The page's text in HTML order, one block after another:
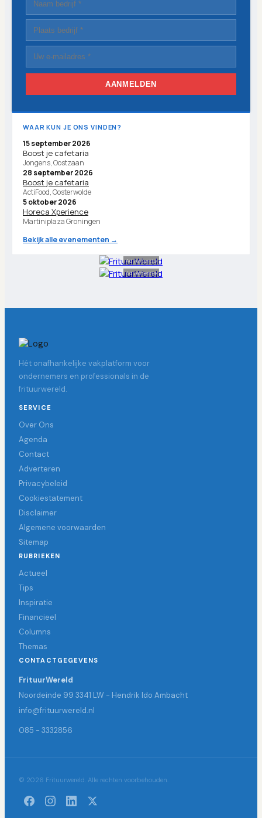
AANMELDEN
WAAR KUN JE ONS VINDEN?
15 september 2026
Boost je cafetaria
Jongens, Oostzaan
28 september 2026
Boost je cafetaria
ActiFood, Oosterwolde
5 oktober 2026
Horeca Xperience
Martiniplaza Groningen
Bekijk alle evenementen →
Advertentie
Advertentie
Hét onafhankelijke vakplatform voor
ondernemers en professionals in de
frituurwereld.
SERVICE
Over Ons
Agenda
Contact
Adverteren
Privacybeleid
Cookiestatement
Disclaimer
Algemene voorwaarden
Sitemap
RUBRIEKEN
Actueel
Tips
Inspiratie
Financieel
Columns
Themas
CONTACTGEGEVENS
FrituurWereld
Noordeinde 99 3341 LW - Hendrik Ido Ambacht
info@frituurwereld.nl
085 - 3332856
© 2026 Frituurwereld. Alle rechten voorbehouden.